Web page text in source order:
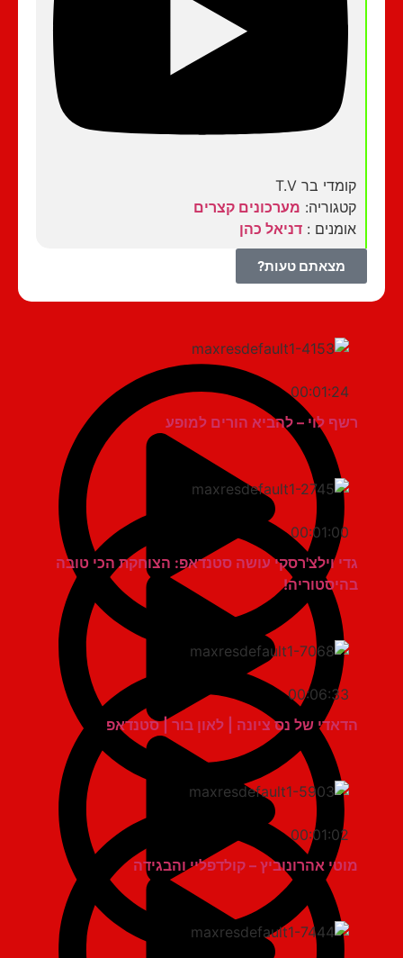
קומדי בר T.V
קטגוריה:מערכונים קצרים
אומנים :דניאל כהן
מצאתם טעות?
00:01:24
רשף לוי – להביא הורים למופע
00:01:00
גדי וילצ'רסקי עושה סטנדאפ: הצוחקת הכי טובה
בהיסטוריה!
00:06:33
הדאדי של נס ציונה | לאון בור | סטנדאפ
00:01:02
מוטי אהרונוביץ – קולדפליי והבגידה